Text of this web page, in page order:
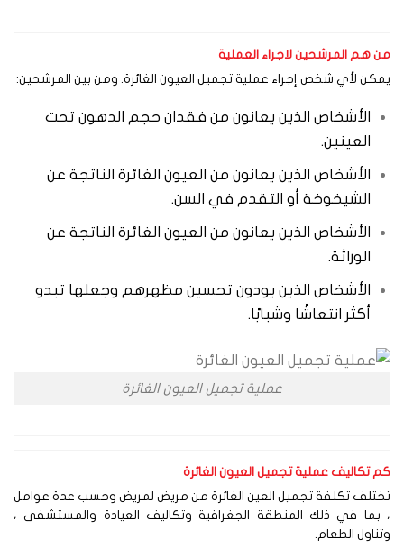
هم المرشحين لاجراء العملية
لأي شخص إجراء عملية تجميل العيون الغائرة. ومن بين المرشحين:
الأشخاص الذين يعانون من فقدان حجم الدهون تحت
العينين.
الأشخاص الذين يعانون من العيون الغائرة الناتجة عن
الشيخوخة أو التقدم في السن.
الأشخاص الذين يعانون من العيون الغائرة الناتجة عن
الوراثة.
الأشخاص الذين يودون تحسين مظهرهم وجعلها تبدو
أكثر انتعاشًا وشبابًا.
عملية تجميل العيون الغائرة
تكاليف عملية تجميل العيون الغائرة
تكلفة تجميل العين الغائرة من مريض لمريض وحسب عدة عوامل
بما في ذلك المنطقة الجغرافية وتكاليف العيادة والمستشفى ،
الطعام.